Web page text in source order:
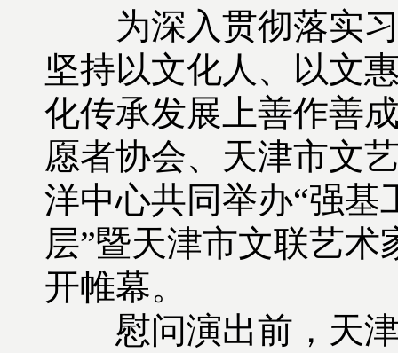
为深入贯彻落实习
坚持以文化人、以文
化传承发展上善作善
愿者协会、天津市文
洋中心共同举办“强基
层”暨天津市文联艺
开帷幕。
慰问演出前，天津